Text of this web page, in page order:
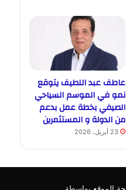
عاطف عبد اللطيف يتوقع
نمو في الموسم السياحي
الصيفي بخطة عمل بدعم
من الدولة و المستثمرين
23 أبريل، 2026